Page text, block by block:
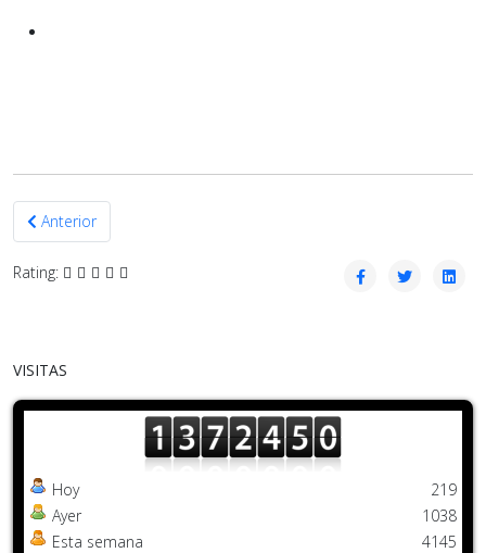
Artículo anterior: TALLER “ELABORACIÓN DE CHOCOLATE
Anterior
Rating:
VISITAS
Hoy
Ayer
Esta semana
219
1038
4145